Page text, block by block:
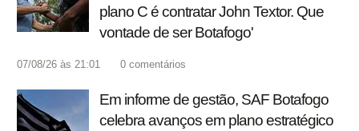
plano C é contratar John Textor. Que
vontade de ser Botafogo'
07/08/26 às 21:01 0 comentários
Em informe de gestão, SAF Botafogo
celebra avanços em plano estratégico